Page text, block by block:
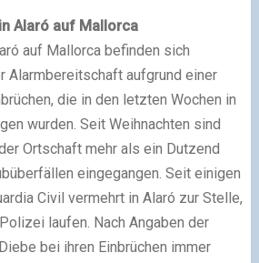
Alaró auf Mallorca
auf Mallorca befinden sich
Alarmbereitschaft aufgrund einer
die in den letzten Wochen in
wurden. Seit Weihnachten sind
Ortschaft mehr als ein Dutzend
eingegangen. Seit einigen
Civil vermehrt in Alaró zur Stelle,
laufen. Nach Angaben der
bei ihren Einbrüchen immer